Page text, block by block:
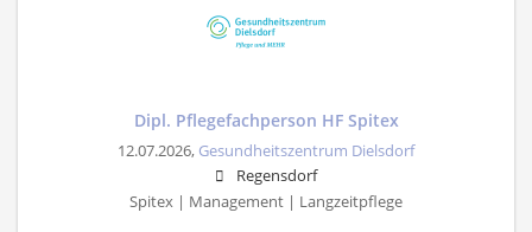
Dipl. Pflegefachperson HF Spitex
12.07.2026, Gesundheitszentrum Dielsdorf
Regensdorf
Spitex | Management | Langzeitpflege